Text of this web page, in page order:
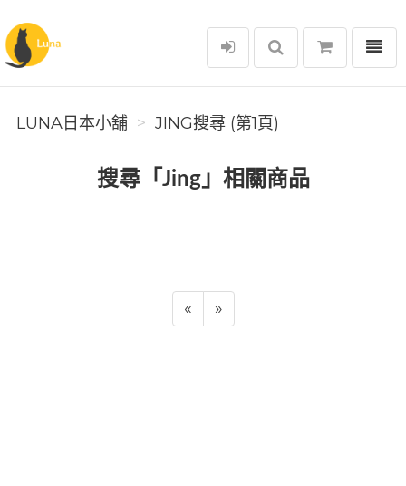
Luna日本小舖
選單
LUNA日本小舖 JING搜尋 (第1頁)
搜尋「Jing」相關商品
« »